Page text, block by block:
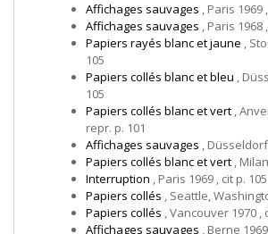
Affichages sauvages , Paris 1969
Affichages sauvages , Paris 1968
Papiers rayés blanc et jaune ,
105
Papiers collés blanc et bleu ,
105
Papiers collés blanc et vert ,
repr. p. 101
Affichages sauvages , Düsseldorf
Papiers collés blanc et vert ,
Interruption , Paris 1969 , cit p. 105
Papiers collés , Seattle,
Papiers collés , Vancouver 1970 ,
Affichages sauvages , Berne